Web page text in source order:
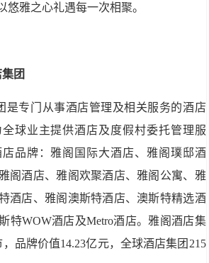
悠雅之心礼遇每一次相聚。
团
是专门从事酒店管理及相关服务的酒店
球业主提供酒店及度假村委托管理服
品牌：雅阁国际大酒店、雅阁璞邸酒
阁酒店、雅阁欢聚酒店、雅阁公寓、雅
酒店、雅阁澳斯特酒店、澳斯特精选酒
特WOW酒店及Metro酒店。雅阁酒店集
品牌价值14.23亿元，全球酒店集团215